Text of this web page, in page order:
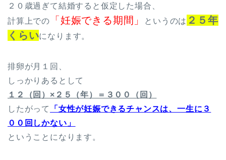
２０歳過ぎて結婚すると仮定した場合、
計算上での
「妊娠できる期間」 というのは ２５年
くらいになり ます。
排卵が月１回、
しっかりあるとして
１２（回）×２５（年）＝３００（回）
したがって
「女性が妊娠できるチャンスは、一生に３
００回しかない」
ということになります。